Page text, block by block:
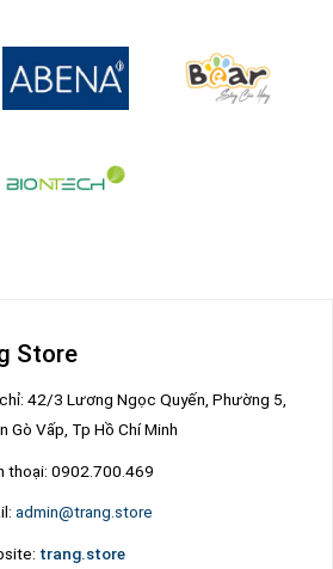
Store
42/3 Lương Ngọc Quyến, Phường 5,
Gò Vấp, Tp Hồ Chí Minh
thoại: 0902.700.469
admin@trang.store
trang.store